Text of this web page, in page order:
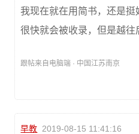
我现在就在用简书，还是
很快就会被收录，但是越往
跟帖来自电脑端 · 中国江苏南京
早教 2019-08-15 11:41:16